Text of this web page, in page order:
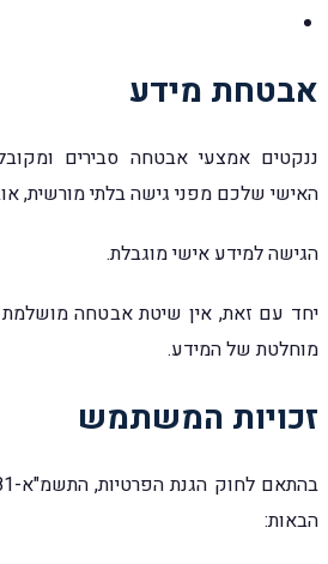
אבטחת מידע
ננקטים אמצעי אבטחה סבירים
האישי שלכם מפני גישה בלתי מורשית,
הגישה למידע אישי מוגבלת.
יחד עם זאת, אין שיטת אבטחה מושלמת
מוחלטת של המידע.
זכויות המשתמש
הבאות: